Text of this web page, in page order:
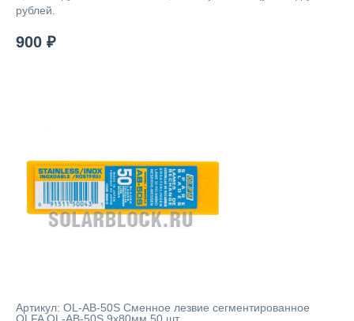
рублей.
900 ₽
Артикул: OL-AB-50S Cменное лезвие сегментированное